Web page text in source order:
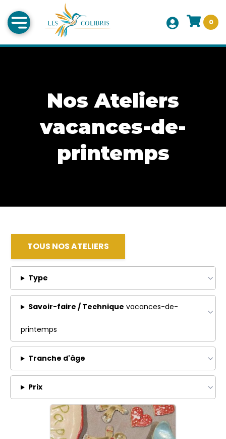
0
Nos Ateliers
vacances-de-
printemps
TOUS NOS ATELIERS
Type
Savoir-faire / Technique vacances-de-
printemps
Tranche d'âge
Prix